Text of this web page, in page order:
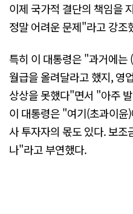
이제 국가적 결단의 책임을
정말 어려운 문제"라고 강조
특히 이 대통령은 "과거에는
월급을 올려달라고 했지, 영
상상을 못했다"면서 "아주
이 대통령은 "여기(초과이윤
사 투자자의 몫도 있다. 보
나"라고 부연했다.